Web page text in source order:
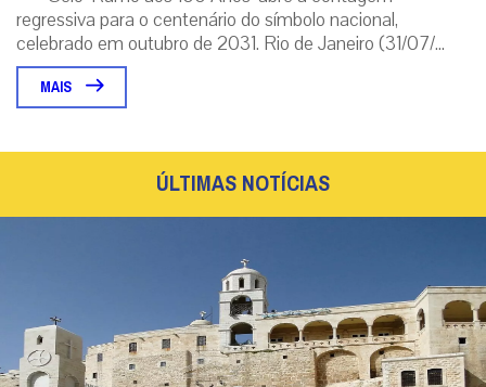
regressiva para o centenário do símbolo nacional,
celebrado em outubro de 2031. Rio de Janeiro (31/07/...
MAIS
ÚLTIMAS NOTÍCIAS